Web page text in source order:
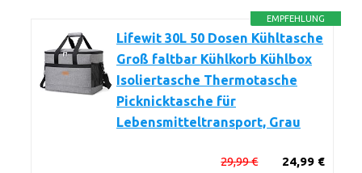
EMPFEHLUNG
Lifewit 30L 50 Dosen Kühltasche
Groß faltbar Kühlkorb Kühlbox
Isoliertasche Thermotasche
Picknicktasche für
Lebensmitteltransport, Grau
24,99 €
29,99 €